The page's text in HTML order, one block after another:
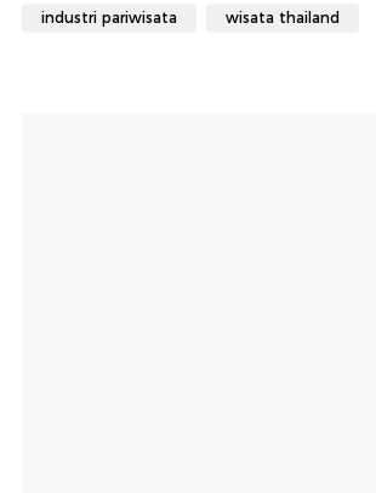
industri pariwisata wisata thailand